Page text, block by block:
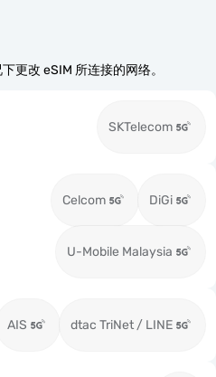
更改 eSIM 所连接的网络。
SKTelecom
Celcom DiGi
U-Mobile Malaysia
AIS dtac TriNet / LINE